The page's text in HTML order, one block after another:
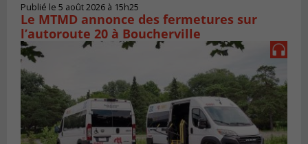
Publié le 5 août 2026 à 15h25
Le MTMD annonce des fermetures sur
l’autoroute 20 à Boucherville